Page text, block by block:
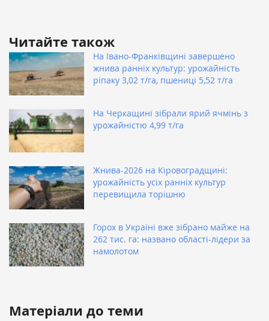
Читайте також
На Івано-Франківщині завершено
жнива ранніх культур: урожайність
ріпаку 3,02 т/га, пшениці 5,52 т/га
На Черкащині зібрали ярий ячмінь з
урожайністю 4,99 т/га
Жнива-2026 на Кіровоградщині:
урожайність усіх ранніх культур
перевищила торішню
Горох в Україні вже зібрано майже на
262 тис. га: названо області-лідери за
намолотом
Матеріали до теми